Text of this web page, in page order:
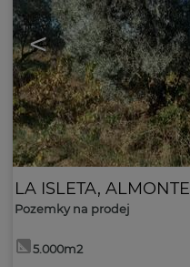
<
LA ISLETA, ALMONTE
Pozemky na prodej
5.000m2